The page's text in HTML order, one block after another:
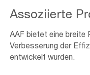
Assoziierte
AAF bietet eine breite
Verbesserung der
entwickelt wurden.